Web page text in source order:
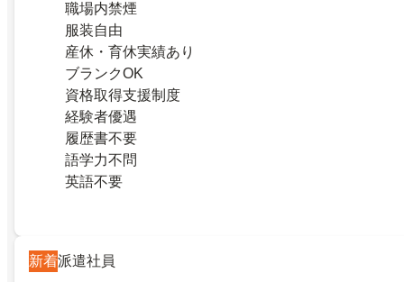
職場内禁煙
服装自由
産休・育休実績あり
ブランクOK
資格取得支援制度
経験者優遇
履歴書不要
語学力不問
英語不要
新着派遣社員